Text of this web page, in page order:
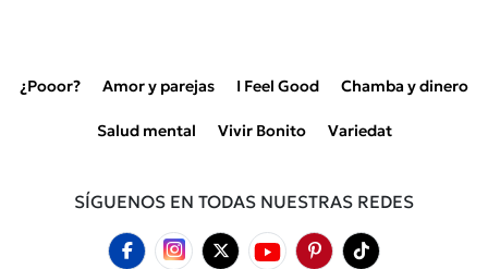
¿Pooor? Amor y parejas I Feel Good Chamba y dinero
Salud mental Vivir Bonito Variedat
SÍGUENOS EN TODAS NUESTRAS REDES